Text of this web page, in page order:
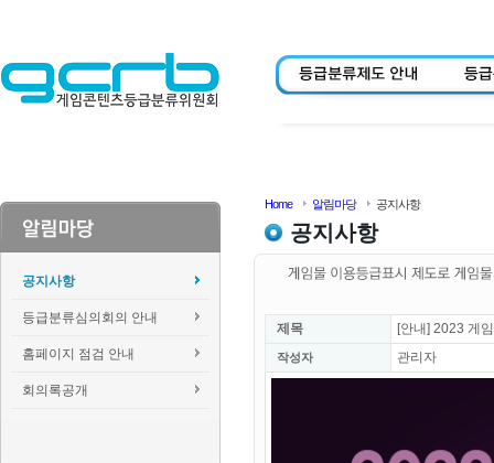
공지사항
등급분류심의회의 안내
홈페이지 점검 안내
회의록공개
Home 알림마당 공지사항
공지사항
제목 [안내] 2023 게
작성자 관리자